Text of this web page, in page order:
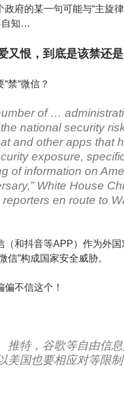
政府的某一句可能与“主旋
自知…
又恨，到底是该禁还
禁“微信？
of …
national security
and other apps that
exposure,
of information on
White House
en route to
（和抖音等APP）作为外
信”构成国家安全威胁。
不信这个！
推特，谷歌等自由信
美国也要相应对等限